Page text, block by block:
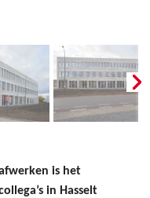
is het
in Hasselt